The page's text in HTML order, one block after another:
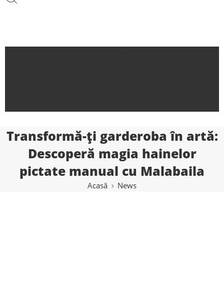
Transformă-ți garderoba în artă:
Descoperă magia hainelor
pictate manual cu Malabaila
Acasă News